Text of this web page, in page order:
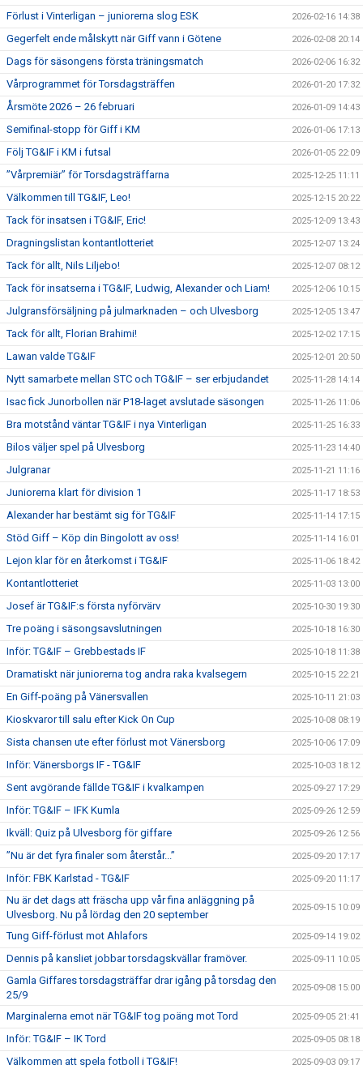
Förlust i Vinterligan – juniorerna slog ESK 2026-02-16 14:38
Gegerfelt ende målskytt när Giff vann i Götene 2026-02-08 20:14
Dags för säsongens första träningsmatch 2026-02-06 16:32
Vårprogrammet för Torsdagsträffen 2026-01-20 17:32
Årsmöte 2026 – 26 februari 2026-01-09 14:43
Semifinal-stopp för Giff i KM 2026-01-06 17:13
Följ TG&IF i KM i futsal 2026-01-05 22:09
”Vårpremiär” för Torsdagsträffarna 2025-12-25 11:11
Välkommen till TG&IF, Leo! 2025-12-15 20:22
Tack för insatsen i TG&IF, Eric! 2025-12-09 13:43
Dragningslistan kontantlotteriet 2025-12-07 13:24
Tack för allt, Nils Liljebo! 2025-12-07 08:12
Tack för insatserna i TG&IF, Ludwig, Alexander och Liam! 2025-12-06 10:15
Julgransförsäljning på julmarknaden – och Ulvesborg 2025-12-05 13:47
Tack för allt, Florian Brahimi! 2025-12-02 17:15
Lawan valde TG&IF 2025-12-01 20:50
Nytt samarbete mellan STC och TG&IF – ser erbjudandet 2025-11-28 14:14
Isac fick Junorbollen när P18-laget avslutade säsongen 2025-11-26 11:06
Bra motstånd väntar TG&IF i nya Vinterligan 2025-11-25 16:33
Bilos väljer spel på Ulvesborg 2025-11-23 14:40
Julgranar 2025-11-21 11:16
Juniorerna klart för division 1 2025-11-17 18:53
Alexander har bestämt sig för TG&IF 2025-11-14 17:15
Stöd Giff – Köp din Bingolott av oss! 2025-11-14 16:01
Lejon klar för en återkomst i TG&IF 2025-11-06 18:42
Kontantlotteriet 2025-11-03 13:00
Josef är TG&IF:s första nyförvärv 2025-10-30 19:30
Tre poäng i säsongsavslutningen 2025-10-18 16:30
Inför: TG&IF – Grebbestads IF 2025-10-18 11:38
Dramatiskt när juniorerna tog andra raka kvalsegern 2025-10-15 22:21
En Giff-poäng på Vänersvallen 2025-10-11 21:03
Kioskvaror till salu efter Kick On Cup 2025-10-08 08:19
Sista chansen ute efter förlust mot Vänersborg 2025-10-06 17:09
Inför: Vänersborgs IF - TG&IF 2025-10-03 18:12
Sent avgörande fällde TG&IF i kvalkampen 2025-09-27 17:29
Inför: TG&IF – IFK Kumla 2025-09-26 12:59
Ikväll: Quiz på Ulvesborg för giffare 2025-09-26 12:56
”Nu är det fyra finaler som återstår...” 2025-09-20 17:17
Inför: FBK Karlstad - TG&IF 2025-09-20 11:17
Nu är det dags att fräscha upp vår fina anläggning på
Ulvesborg. Nu på lördag den 20 september
2025-09-15 10:09
Tung Giff-förlust mot Ahlafors 2025-09-14 19:02
Dennis på kansliet jobbar torsdagskvällar framöver. 2025-09-11 10:05
Gamla Giffares torsdagsträffar drar igång på torsdag den
25/9
2025-09-08 15:00
Marginalerna emot när TG&IF tog poäng mot Tord 2025-09-05 21:41
Inför: TG&IF – IK Tord 2025-09-05 08:18
Välkommen att spela fotboll i TG&IF! 2025-09-03 09:17